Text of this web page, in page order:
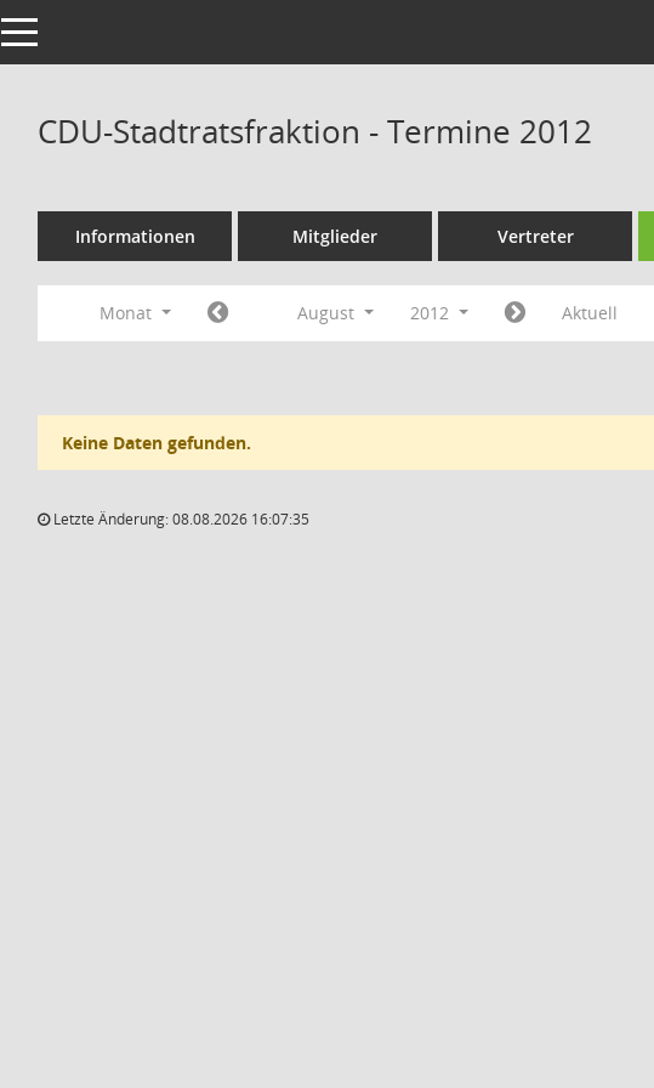
Toggle navigation
CDU-Stadtratsfraktion - Termine 2012
Informationen Mitglieder Vertreter
Monat August 2012 Aktuell
Keine Daten gefunden.
Letzte Änderung: 08.08.2026 16:07:35